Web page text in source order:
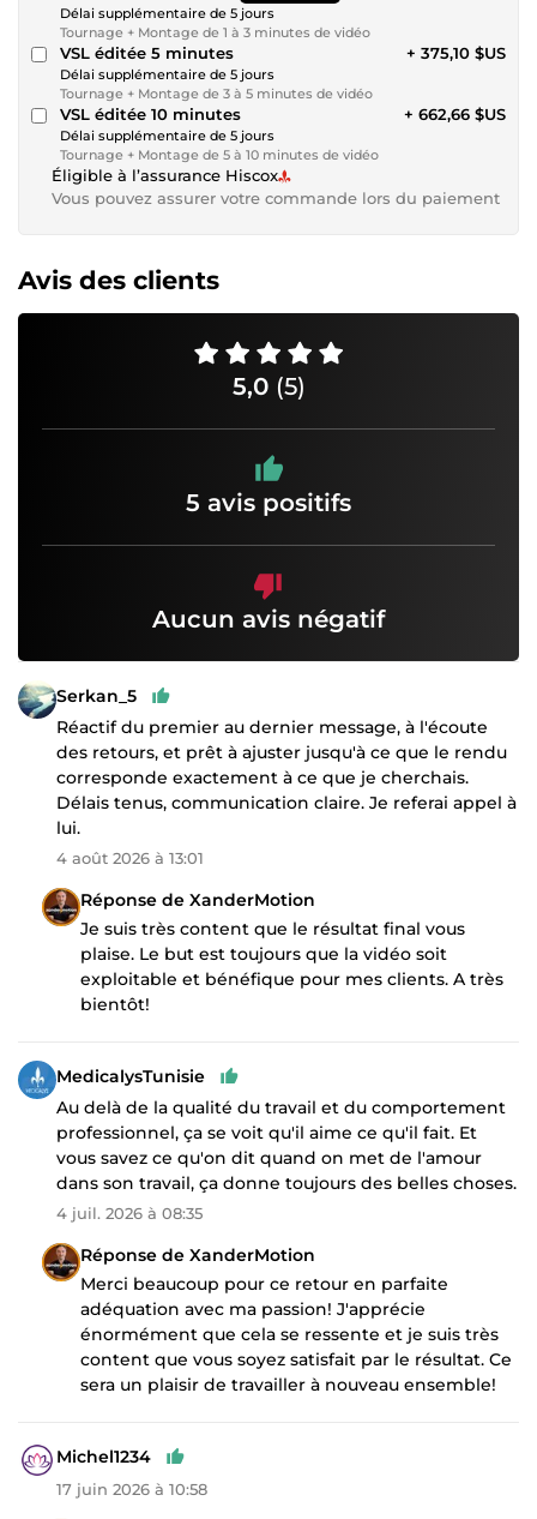
Délai supplémentaire de 5 jours
Tournage + Montage de 1 à 3 minutes de vidéo
VSL éditée 5 minutes
Délai supplémentaire de 5 jours
Tournage + Montage de 3 à 5 minutes de vidéo
+ 375,10 $US
VSL éditée 10 minutes
Délai supplémentaire de 5 jours
Tournage + Montage de 5 à 10 minutes de vidéo
+ 662,66 $US
Éligible à l’assurance Hiscox
Vous pouvez assurer votre commande lors du paiement
Avis des clients
5,0 (5)
5 avis positifs
Aucun avis négatif
Serkan_5
Réactif du premier au dernier message, à l'écoute
des retours, et prêt à ajuster jusqu'à ce que le rendu
corresponde exactement à ce que je cherchais.
Délais tenus, communication claire. Je referai appel à
lui.
4 août 2026 à 13:01
Réponse de XanderMotion
Je suis très content que le résultat final vous
plaise. Le but est toujours que la vidéo soit
exploitable et bénéfique pour mes clients. A très
bientôt!
MedicalysTunisie
Au delà de la qualité du travail et du comportement
professionnel, ça se voit qu'il aime ce qu'il fait. Et
vous savez ce qu'on dit quand on met de l'amour
dans son travail, ça donne toujours des belles choses.
4 juil. 2026 à 08:35
Réponse de XanderMotion
Merci beaucoup pour ce retour en parfaite
adéquation avec ma passion! J'apprécie
énormément que cela se ressente et je suis très
content que vous soyez satisfait par le résultat. Ce
sera un plaisir de travailler à nouveau ensemble!
Michel1234
17 juin 2026 à 10:58